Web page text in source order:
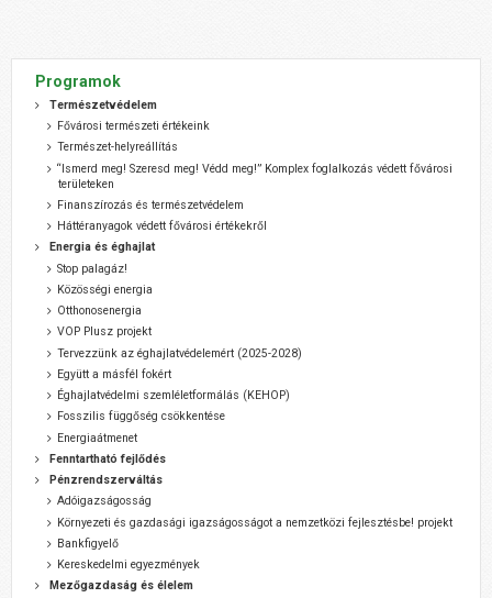
Programok
Természetvédelem
Fővárosi természeti értékeink
Természet-helyreállítás
“Ismerd meg! Szeresd meg! Védd meg!” Komplex foglalkozás védett fővárosi
területeken
Finanszírozás és természetvédelem
Háttéranyagok védett fővárosi értékekről
Energia és éghajlat
Stop palagáz!
Közösségi energia
Otthonosenergia
VOP Plusz projekt
Tervezzünk az éghajlatvédelemért (2025-2028)
Együtt a másfél fokért
Éghajlatvédelmi szemléletformálás (KEHOP)
Fosszilis függőség csökkentése
Energiaátmenet
Fenntartható fejlődés
Pénzrendszerváltás
Adóigazságosság
Környezeti és gazdasági igazságosságot a nemzetközi fejlesztésbe! projekt
Bankfigyelő
Kereskedelmi egyezmények
Mezőgazdaság és élelem